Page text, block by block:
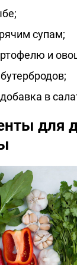
супам;
и
в
для